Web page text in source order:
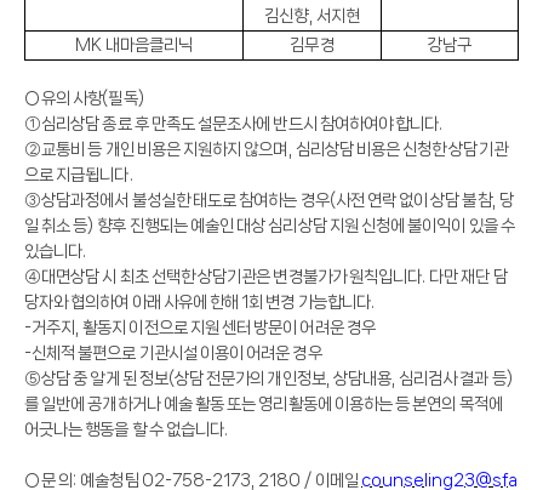
김신향, 서지현
MK 내마음클리닉 김무경 강남구
○유의 사항(필독)
①심리상담 종료 후 만족도 설문조사에 반드시 참여하여야 합니다.
② 교통비 등 개인 비용은 지원하지 않으며
심리상담 비용은 신청한 상담기관
으로 지급됩니다.
③상담과정에서 불성실한 태도로 참여하는 경우(사전 연락 없이 상담 불참, 당
일 취소 등) 향후 진행되는 예술인 대상 심리상담 지원 신청에 불이익이 있을 수
있습니다.
④대면상담 시 최초 선택한 상담기관은 변경불가가 원칙입니다. 다만 재단 담
당자와 협의하여 아래 사유에 한해 1회 변경 가능합니다.
-거주지 ,활동지 이전으로 지원 센터 방문이 어려운 경우
-신체적 불편으로 기관시설 이용이 어려운 경우
⑤상담 중 알게 된 정보(상담 전문가의 개인정보 상담내용 심리검사 결과 등)
를 일반에 공개하거나 예술 활동 또는 영리활동에 이용하는 등 본연의 목적에
어긋나는 행동을 할 수 없습니다.
○문 의 : 예술청팀 02-758-2173, 2180 / 이메일 counseling23@sfa